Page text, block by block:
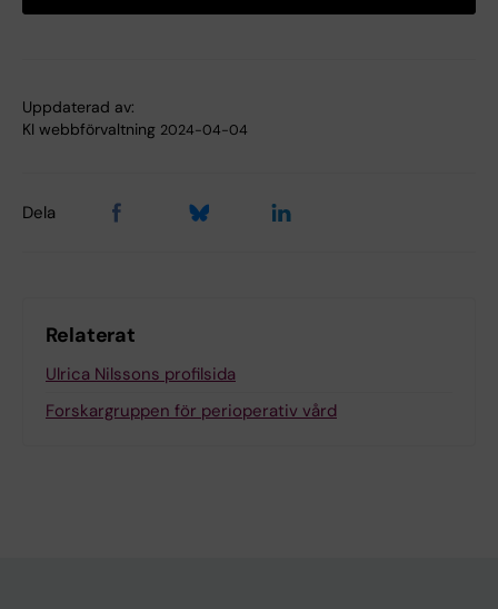
Uppdaterad av:
KI webbförvaltning 2024-04-04
Dela
Relaterat
Ulrica Nilssons profilsida
Forskargruppen för perioperativ vård